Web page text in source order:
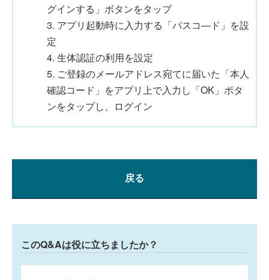
グインする」ボタンをタップ
3. アプリ起動時に入力する「パスコ―ド」を設
定
4. 生体認証の利用を設定
5. ご登録のメールアドレス宛てに届いた「本人
確認コード」をアプリ上で入力し「OK」ボタ
ンをタップし、ログイン
戻る
このQ&Aは役に立ちましたか？